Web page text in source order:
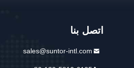
اتصل بنا
sales@suntor-intl.com